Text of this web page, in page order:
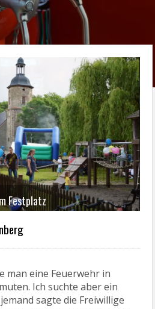
Festplatz
man eine Feuerwehr in
Ich suchte aber ein
sagte die Freiwillige